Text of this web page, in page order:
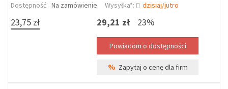
Dostępność Na zamówienie Wysyłka*: dzisiaj/jutro
23,75 zł 29,21 zł 23%
% Zapytaj o cenę dla firm